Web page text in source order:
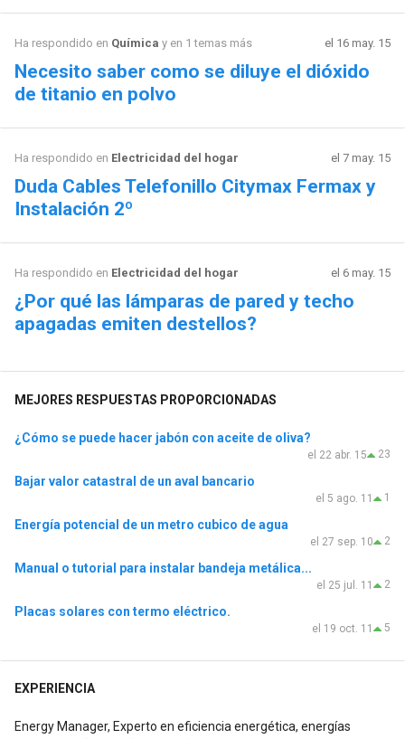
Ha respondido en Química y en 1 temas más el 16 may. 15
Necesito saber como se diluye el dióxido
de titanio en polvo
Ha respondido en Electricidad del hogar el 7 may. 15
Duda Cables Telefonillo Citymax Fermax y
Instalación 2º
Ha respondido en Electricidad del hogar el 6 may. 15
¿Por qué las lámparas de pared y techo
apagadas emiten destellos?
MEJORES RESPUESTAS PROPORCIONADAS
¿Cómo se puede hacer jabón con aceite de oliva?
23
el 22 abr. 15
Bajar valor catastral de un aval bancario
1
el 5 ago. 11
Energía potencial de un metro cubico de agua
2
el 27 sep. 10
Manual o tutorial para instalar bandeja metálica...
2
el 25 jul. 11
Placas solares con termo eléctrico.
5
el 19 oct. 11
EXPERIENCIA
Energy Manager, Experto en eficiencia energética, energías